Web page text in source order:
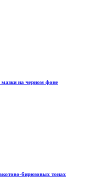
на черном фоне
бирюзовых тонах